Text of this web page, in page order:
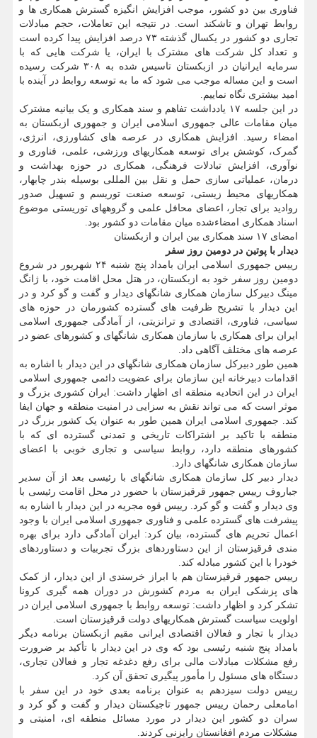
فناوری بین دو کشور، موجب افزایش انگیزه گسترش همکاری ها و
روابط تهران و تاشکند است. در نتیجه این تعاملات، حجم مبادلات
تجاری دو کشور در یکسال گذشته ۷۳ درصد افزایش پیدا کرده است
و تعداد کل شرکت های مشترک با ایران، یا شرکت هایی که با
سرمایه ایرانیان در ازبکستان تاسیس شده به ۳۰۸ شرکت رسیده
است و این مساله موجب می شود که ما به توسعه روابط در آینده با
امید بیشتری نگاه نماییم.
در این جلسه ۱۷ یادداشت تفاهم و سند همکاری و یک بیانیه مشترک
میان مقامات عالی جمهوری اسلامی ایران و جمهوری ازبکستان به
امضاء رسید. افزایش همکاری در عرصه های کشاورزی، انرژی،
گمرک، کوشش برای توسعه همکاریهای ورزشی، علمی، فناوری و
نوآوری، افزایش تبادلات فرهنگی، همکاری در حوزه بهداشت و
درمان، عملیاتی سازی حمل و نقل بین المللی بوسیله بندر چابهار،
همکاریهای محیط زیستی، توسعه صنعت توریسم و تسهیل صدور
روادید برای تجار، اعضای محافل علمی و گروههای توریستی موضوع
اسناد همکاری امضاءشده میان مقامات دو کشور بود.
امضای ۱۷ سند همکاری بین ایران و ازبکستان
دیدار با پوتین در دومین روز سفر
رییس جمهوری اسلامی ایران بامداد پنج شنبه ۲۴ شهریور در شروع
دومین روز سفر خود به ازبکستان، در هتل محل اقامت خود، با ژانگ
مینگ دبیرکل سازمان همکاری شانگهای دیدار و گفت و گو کرد و در
این دیدار با تشریح ظرفیت های گسترده کشورمان در حوزه های
سیاسی، فناوری، اقتصادی و ترانزیتی، از آمادگی جمهوری اسلامی
ایران برای همکاری با سازمان همکاری شانگهای و کشورهای عضو در
عرصه های مختلف آگاهی داد.
همین طور دبیرکل سازمان همکاری شانگهای در این دیدار با اشاره به
اقدامات دبیرخانه این سازمان برای عضویت دائمی جمهوری اسلامی
ایران در این اتحادیه منطقه ای اظهار داشت: ایران کشوری بزرگ و
موثر است که می تواند نقش به سزایی در امنیت منطقه و جهان ایفا
کند. جمهوری اسلامی ایران همین طور به عنوان یک کشور بزرگ در
منطقه با تاکید بر اشتراکات تاریخی و تمدنی گسترده ای که با
کشورهای منطقه دارد، روابط سیاسی و تجاری خوبی با اعضای
سازمان همکاری شانگهای دارد.
دیدار دبیر کل سازمان همکاری شانگهای با رئیسی بعد از آن سدیر
جباروف رییس جمهور قرقیزستان با حضور در محل اقامت رئیسی با
وی دیدار و گفت و گو کرد. رییس قوه مجریه در این دیدار با اشاره به
پیشرفت های گسترده علمی و فناوری جمهوری اسلامی ایران با وجود
اعمال تحریم های گسترده، بیان کرد: ایران آمادگی دارد برای بهره
مندی قرقیزستان از این دستاوردهای بزرگ تجربیات و دستاوردهای
خودرا با این کشور مبادله کند.
رییس جمهور قرقیزستان هم با ابراز خرسندی از این دیدار، از کمک
های پزشکی ایران به مردم کشورش در دوران همه گیری کرونا
تشکر کرد و اظهار داشت: توسعه روابط با جمهوری اسلامی ایران در
اولویت سیاست گسترش همکاریهای دولت قرقیزستان است.
دیدار با تجار و فعالان اقتصادی ایرانی مقیم ازبکستان برنامه دیگر
بامداد پنج شنبه رئیسی بود که وی در این دیدار با تأکید بر ضرورت
رفع مشکلات مبادلات مالی برای رفع دغدغه تجار و فعالان تجاری،
دستگاه های مسئول را مأمور پیگیری تحقق آن کرد.
رییس دولت سیزدهم به عنوان برنامه بعدی خود در این سفر با
امامعلی رحمان رییس جمهور تاجیکستان دیدار و گفت و گو کرد و
سران دو کشور این دیدار در مورد مسائل منطقه ای، امنیتی و
مشکلات مردم افغانستان رایزنی کردند.